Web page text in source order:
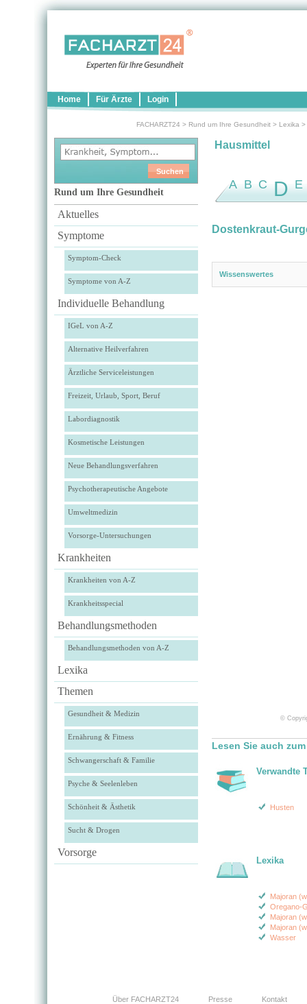
Home Für Ärzte Login
FACHARZT24 > Rund um Ihre Gesundheit > Lexika >
Rund um Ihre Gesundheit
Aktuelles
Symptome
Symptom-Check
Symptome von A-Z
Individuelle Behandlung
IGeL von A-Z
Alternative Heilverfahren
Ärztliche Serviceleistungen
Freizeit, Urlaub, Sport, Beruf
Labordiagnostik
Kosmetische Leistungen
Neue Behandlungsverfahren
Psychotherapeutische Angebote
Umweltmedizin
Vorsorge-Untersuchungen
Krankheiten
Krankheiten von A-Z
Krankheitsspecial
Behandlungsmethoden
Behandlungsmethoden von A-Z
Lexika
Themen
Gesundheit & Medizin
Ernährung & Fitness
Schwangerschaft & Familie
Psyche & Seelenleben
Schönheit & Ästhetik
Sucht & Drogen
Vorsorge
Hausmittel
A B C D E
Dostenkraut-
Wissenswertes
©
Lesen Sie auch
Verwandte
Husten
Lexika
Majoran
Oregano-
Majoran
Majoran
Wasser
Über FACHARZT24 Presse Kontakt